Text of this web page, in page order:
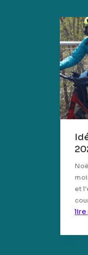
et
lire